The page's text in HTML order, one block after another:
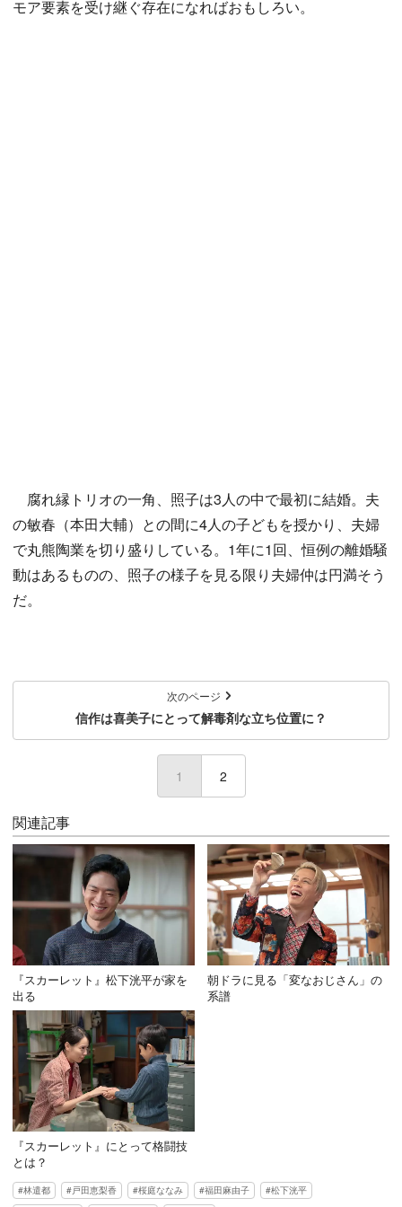
モア要素を受け継ぐ存在になればおもしろい。
腐れ縁トリオの一角、照子は3人の中で最初に結婚。夫
の敏春（本田大輔）との間に4人の子どもを授かり、夫婦
で丸熊陶業を切り盛りしている。1年に1回、恒例の離婚騒
動はあるものの、照子の様子を見る限り夫婦仲は円満そう
だ。
次のページ
信作は喜美子にとって解毒剤な立ち位置に？
1 (current)
2
関連記事
『スカーレット』松下洸平が家を
出る
朝ドラに見る「変なおじさん」の
系譜
『スカーレット』にとって格闘技
とは？
林遣都 戸田恵梨香 桜庭ななみ 福田麻由子
松下洸平